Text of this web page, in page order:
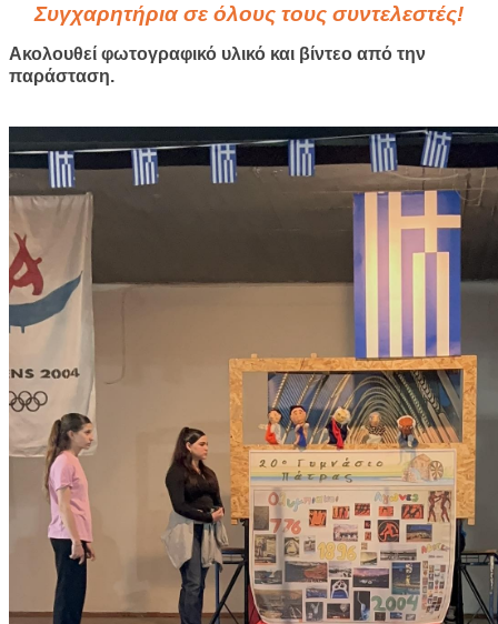
Συγχαρητήρια σε όλους τους συντελεστές!
Ακολουθεί φωτογραφικό υλικό και βίντεο από την
παράσταση.